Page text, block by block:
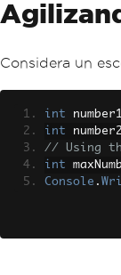
Considera un
int
int
// Using
int
Console .